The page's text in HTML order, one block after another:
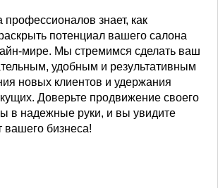
знает, как
потенциал вашего салона
мире. Мы стремимся сделать ваш
удобным и результативным
новых клиентов и удержания
Доверьте продвижение своего
в надежные руки, и вы увидите
вашего бизнеса!